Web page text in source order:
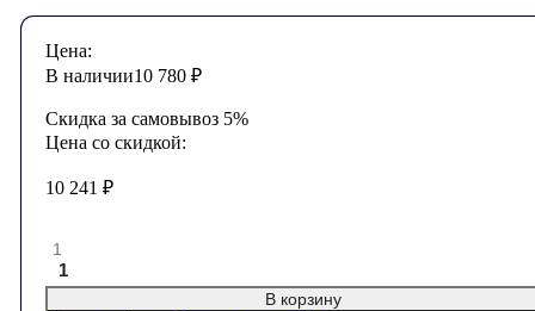
Цена:
В наличии10 780 ₽
Скидка за самовывоз 5%
Цена со скидкой:
10 241 ₽
1
В корзину